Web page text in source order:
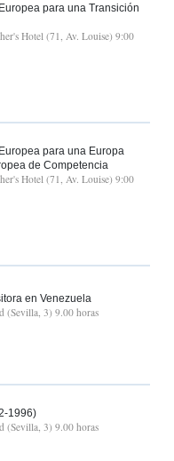
para una Transición
Hotel (71, Av. Louise) 9:00
para una Europa
de Competencia
Hotel (71, Av. Louise) 9:00
en Venezuela
(Sevilla, 3) 9.00 horas
1996)
(Sevilla, 3) 9.00 horas